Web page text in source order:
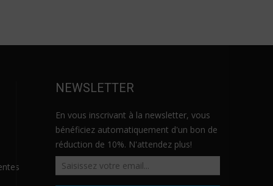
NEWSLETTER
En vous inscrivant à la newsletter, vous
bénéficiez automatiquement d'un bon de
réduction de 10%. N'attendez plus!